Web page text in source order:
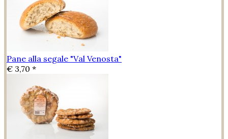
Pane alla segale "Val Venosta"
€ 3,70 *